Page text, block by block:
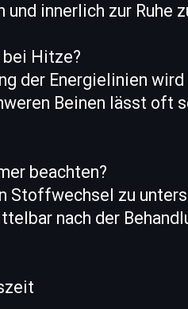
innerlich zur Ruhe
Hitze?
der Energielinien
Beinen lässt oft
beachten?
Stoffwechsel zu
nach der